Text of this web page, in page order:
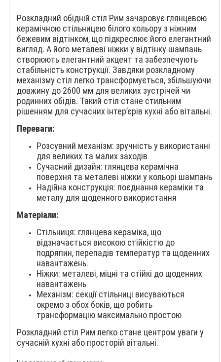
Розкладний обідній стіл Рим зачаровує глянцевою
керамічною стільницею білого кольору з ніжним
бежевим відтінком, що підкреслює його елегантний
вигляд. А його металеві ніжки у відтінку шампань
створюють елегантний акцент та забезпечують
стабільність конструкції. Завдяки розкладному
механізму стіл легко трансформується, збільшуючи
довжину до 2600 мм для великих зустрічей чи
родинних обідів. Такий стіл стане стильним
рішенням для сучасних інтер’єрів кухні або вітальні.
Переваги:
Розсувний механізм: зручність у використанні
для великих та малих заходів
Сучасний дизайн: глянцева керамічна
поверхня та металеві ніжки у кольорі шампань
Надійна конструкція: поєднання кераміки та
металу для щоденного використання
Матеріали:
Стільниця: глянцева кераміка, що
відзначається високою стійкістю до
подряпин, перепадів температур та щоденних
навантажень.
Ніжки: металеві, міцні та стійкі до щоденних
навантажень
Механізм: секції стільниці висуваються
окремо з обох боків, що робить
трансформацію максимально простою
Розкладний стіл Рим легко стане центром уваги у
сучасній кухні або просторій вітальні.